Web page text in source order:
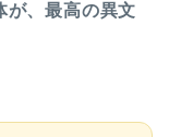
が、最高の異文